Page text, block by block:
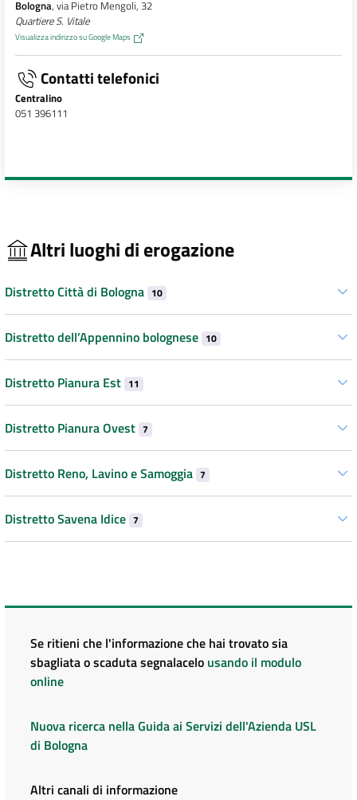
Bologna, via Pietro Mengoli, 32
Quartiere S. Vitale
Visualizza indirizzo su Google Maps
Contatti telefonici
Centralino
051 396111
Altri luoghi di erogazione
Distretto Città di Bologna 10
Distretto dell’Appennino bolognese 10
Distretto Pianura Est 11
Distretto Pianura Ovest 7
Distretto Reno, Lavino e Samoggia 7
Distretto Savena Idice 7
Se ritieni che l'informazione che hai trovato sia
sbagliata o scaduta segnalacelo usando il modulo
online
Nuova ricerca nella Guida ai Servizi dell'Azienda USL
di Bologna
Altri canali di informazione